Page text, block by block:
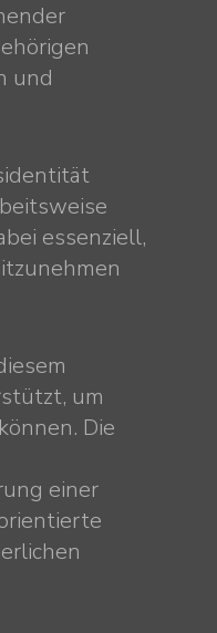
und
essenziell,
um
Die
einer